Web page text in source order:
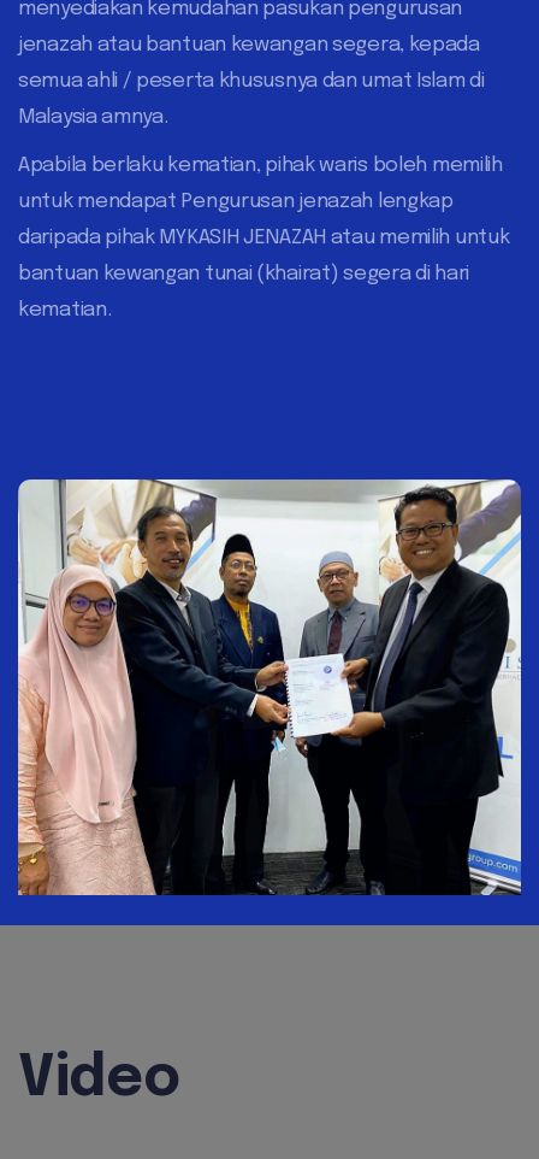
menyediakan kemudahan pasukan pengurusan
jenazah atau bantuan kewangan segera, kepada
semua ahli / peserta khususnya dan umat Islam di
Malaysia amnya.
Apabila berlaku kematian, pihak waris boleh memilih
untuk mendapat Pengurusan jenazah lengkap
daripada pihak MYKASIH JENAZAH atau memilih untuk
bantuan kewangan tunai (khairat) segera di hari
kematian.
Video